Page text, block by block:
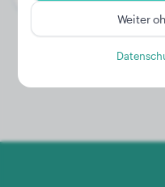
Weiter